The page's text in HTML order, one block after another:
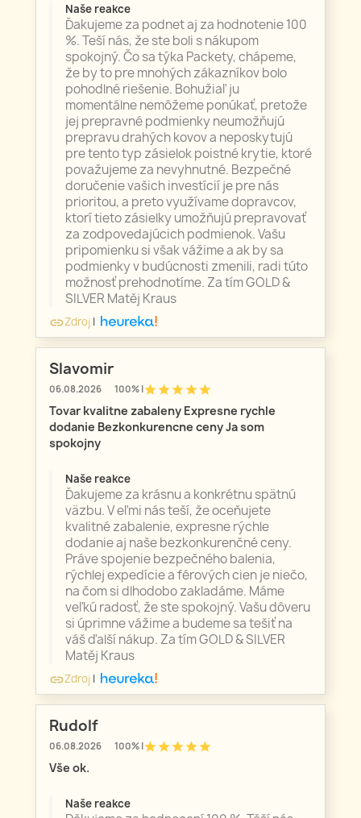
Naše reakce
Ďakujeme za podnet aj za hodnotenie 100
%. Teší nás, že ste boli s nákupom
spokojný. Čo sa týka Packety, chápeme,
že by to pre mnohých zákazníkov bolo
pohodlné riešenie. Bohužiaľ ju
momentálne nemôžeme ponúkať, pretože
jej prepravné podmienky neumožňujú
prepravu drahých kovov a neposkytujú
pre tento typ zásielok poistné krytie, ktoré
považujeme za nevyhnutné. Bezpečné
doručenie vašich investícií je pre nás
prioritou, a preto využívame dopravcov,
ktorí tieto zásielky umožňujú prepravovať
za zodpovedajúcich podmienok. Vašu
pripomienku si však vážime a ak by sa
podmienky v budúcnosti zmenili, radi túto
možnosť prehodnotíme. Za tím GOLD &
SILVER Matěj Kraus
linkZdroj |
Slavomir
06.08.2026 100% |starstarstarstarstar
Tovar kvalitne zabaleny Expresne rychle
dodanie Bezkonkurencne ceny Ja som
spokojny
Naše reakce
Ďakujeme za krásnu a konkrétnu spätnú
väzbu. V eľmi nás teší, že oceňujete
kvalitné zabalenie, expresne rýchle
dodanie aj naše bezkonkurenčné ceny.
Práve spojenie bezpečného balenia,
rýchlej expedície a férových cien je niečo,
na čom si dlhodobo zakladáme. Máme
veľkú radosť, že ste spokojný. Vašu dôveru
si úprimne vážime a budeme sa tešiť na
váš ďalší nákup. Za tím GOLD & SILVER
Matěj Kraus
linkZdroj |
Rudolf
06.08.2026 100% |starstarstarstarstar
Vše ok.
Naše reakce